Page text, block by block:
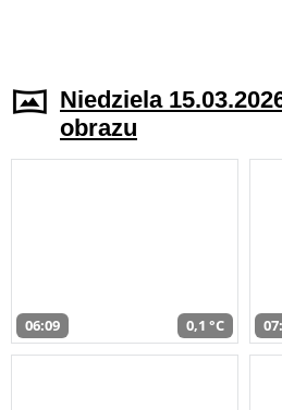
Niedziela
obrazu
06:09 0,1 °C